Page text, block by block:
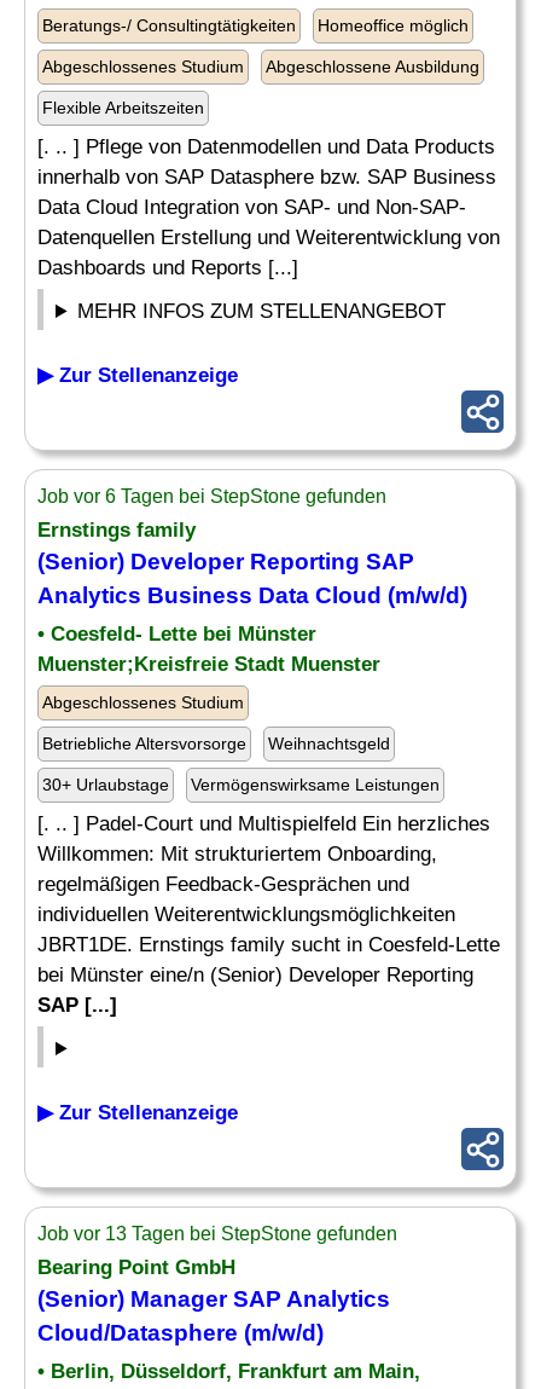
Beratungs-/ Consultingtätigkeiten Homeoffice möglich
Abgeschlossenes Studium Abgeschlossene Ausbildung
Flexible Arbeitszeiten
[. .. ] Pflege von Datenmodellen und Data Products
innerhalb von SAP Datasphere bzw. SAP Business
Data Cloud Integration von SAP- und Non-SAP-
Datenquellen Erstellung und Weiterentwicklung von
Dashboards und Reports [...]
MEHR INFOS ZUM STELLENANGEBOT
▶ Zur Stellenanzeige
Job vor 6 Tagen bei StepStone gefunden
Ernstings family
(Senior) Developer Reporting SAP
Analytics Business Data Cloud (m/w/d)
• Coesfeld- Lette bei Münster
Muenster;Kreisfreie Stadt Muenster
Abgeschlossenes Studium
Betriebliche Altersvorsorge Weihnachtsgeld
30+ Urlaubstage Vermögenswirksame Leistungen
[. .. ] Padel-Court und Multispielfeld Ein herzliches
Willkommen: Mit strukturiertem Onboarding,
regelmäßigen Feedback-Gesprächen und
individuellen Weiterentwicklungsmöglichkeiten
JBRT1DE. Ernstings family sucht in Coesfeld-Lette
bei Münster eine/n (Senior) Developer Reporting
SAP [...]
▶ Zur Stellenanzeige
Job vor 13 Tagen bei StepStone gefunden
Bearing Point GmbH
(Senior) ManagerSAP Analytics
Cloud/Datasphere (m/w/d)
• Berlin, Düsseldorf, Frankfurt am Main,